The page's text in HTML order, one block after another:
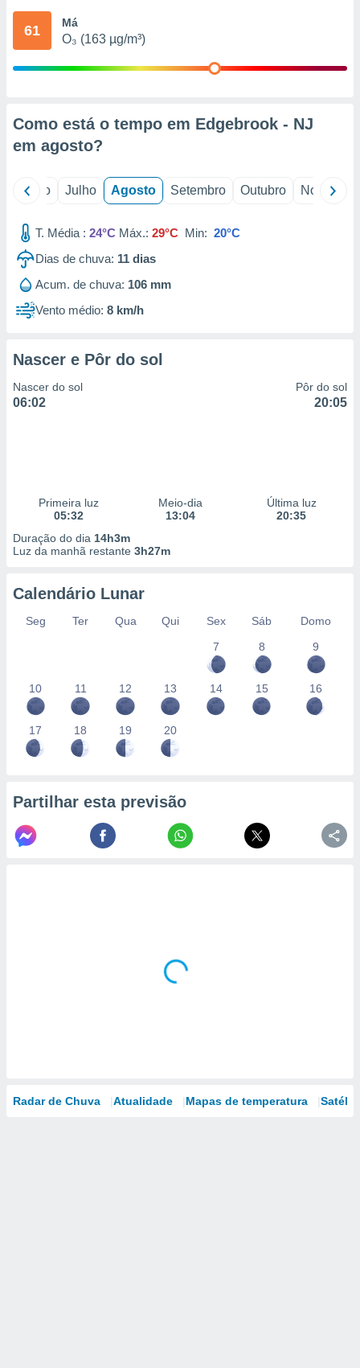
através
1199
61 Má
O₃ (163 µg/m³)
Como está o tempo em Edgebrook - NJ
em agosto?
Junho Julho Agosto Setembro Outubro Novembro
T. Média : 24°C Máx.: 29°C Min: 20°C
Dias de chuva: 11 dias
Acum. de chuva: 106 mm
Vento médio: 8 km/h
Nascer e Pôr do sol
Nascer do sol
06:02
Pôr do sol
20:05
Primeira luz
05:32
Meio-dia
13:04
Última luz
20:35
Duração do dia 14h3m
Luz da manhã restante 3h27m
Calendário Lunar
Seg Ter Qua Qui Sex Sáb
Domo
7
8 9
10 11 12 13 14 15 16
17 18 19 20
Partilhar esta previsão
Radar de Chuva Atualidade Mapas de temperatura